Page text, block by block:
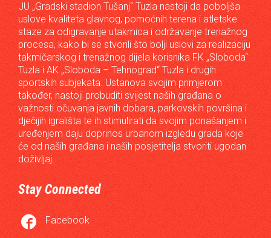
JU „Gradski stadion Tušanj“ Tuzla nastoji da poboljša
uslove kvaliteta glavnog, pomoćnih terena i atletske
staze za odigravanje utakmica i održavanje trenažnog
procesa, kako bi se stvorili što bolji uslovi za realizaciju
takmičarskog i trenažnog dijela korisnika FK „Sloboda“
Tuzla i AK „Sloboda – Tehnograd“ Tuzla i drugih
sportskih subjekata. Ustanova svojim primjerom
također, nastoji probuditi svijest naših građana o
važnosti očuvanja javnih dobara, parkovskih površina i
dječijih igrališta te ih stimulirati da svojim ponašanjem i
uređenjem daju doprinos urbanom izgledu grada koje
će od naših građana i naših posjetitelja stvoriti ugodan
doživljaj.
Stay Connected
 Facebook